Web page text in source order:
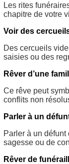
Les rites
chapitre de votre
Voir des
Des cercueils
saisies ou des
Rêver d’une
Ce rêve peut
conflits non
Parler à un
Parler à un
sagesse ou de
Rêver de